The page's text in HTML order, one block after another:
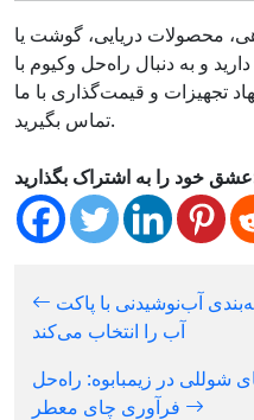
محصولات دریایی، گوشت یا
و به دنبال راه‌حل وکیوم با
تجهیزات و قیمت‌گذاری با ما
تماس بگیرید.
آب را انتخاب می‌کند
شوللی در زیمبابوه: راه‌حل